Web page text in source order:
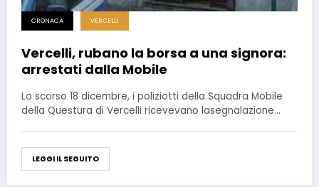
CRONACA VERCELLI
Vercelli, rubano la borsa a una signora:
arrestati dalla Mobile
Lo scorso 18 dicembre, i poliziotti della Squadra Mobile
della Questura di Vercelli ricevevano lasegnalazione…
LEGGI IL SEGUITO